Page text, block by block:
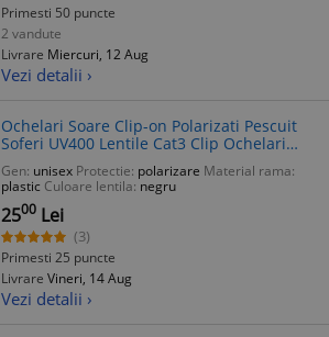
Primesti 50 puncte
2 vandute
Livrare Miercuri, 12 Aug
Vezi detalii ›
Ochelari Soare Clip-on Polarizati Pescuit
Soferi UV400 Lentile Cat3 Clip Ochelari
Vedere
Gen: unisex Protectie: polarizare Material rama:
plastic Culoare lentila: negru
2500 Lei
(3)
Primesti 25 puncte
Livrare Vineri, 14 Aug
Vezi detalii ›